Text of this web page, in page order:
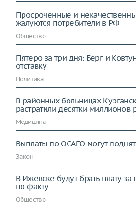
Просроченные и
жалуются потребители в РФ
Общество
Пятеро за три дня: Берг и
отставку
Политика
В районных больницах
растратили десятки миллионов
Медицина
Выплаты по ОСАГО могут
Закон
В Ижевске будут брать плату за
по факту
Общество